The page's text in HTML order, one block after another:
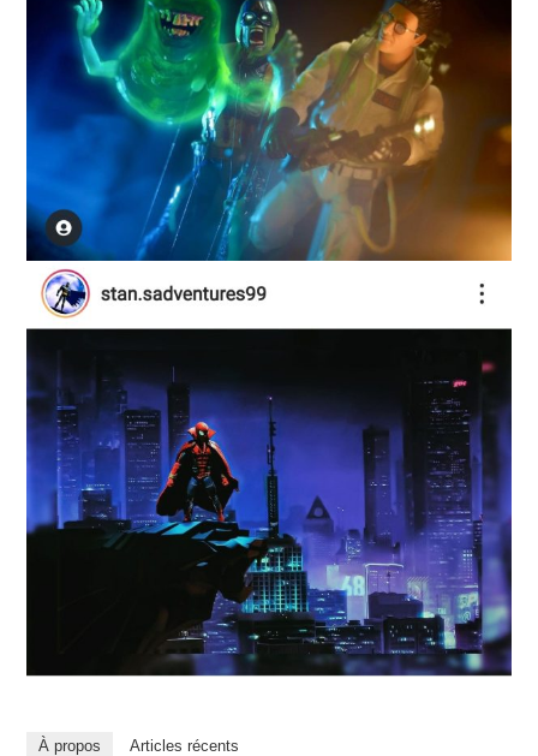
À propos Articles récents